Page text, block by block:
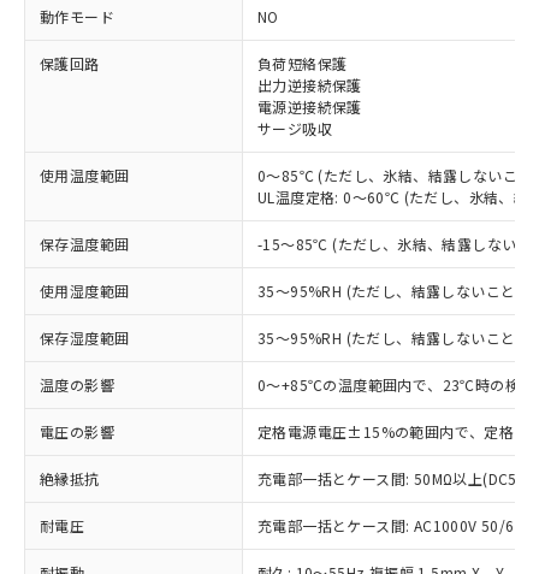
動作モード NO
保護回路
負荷短絡保護
出力逆接続保護
電源逆接続保護
サージ吸収
使用温度範囲
0～85℃ (ただし、氷結、結露しないこと)
UL温度定格: 0～60℃ (ただし、氷結、結
保存温度範囲 -15～85℃ (ただし、氷結、結露しないこ
使用湿度範囲 35～95%RH (ただし、結露しないこと)
保存湿度範囲 35～95%RH (ただし、結露しないこと)
温度の影響 0～+85℃の温度範囲内で、23℃時の検
電圧の影響 定格電源電圧±15%の範囲内で、定格電
絶縁抵抗 充電部一括とケース間: 50MΩ以上
耐電圧 充電部一括とケース間: AC1000V 50/
ご利用条件
以下の条件をお読みいただき、同意のうえ
ご利用ください。
本サービスは、当社制御機器事業取扱
商品の当社在庫状況および標準価格
(税抜)を提供させていただくもので
当社制御機器事業取扱商品の中には、
本サービスの対象外となる商品もある
ことをご了承ください。
在庫状況および標準価格照会結果は、
記載している更新日時点での社内デー
※1 対応状況
対応済み：EU RoHS指令（10物質）の
非含有に対応した製品が提供可能な商品で
対応予定：EU RoHS指令（10物質）の非含
有に対応した製品に切り替える予定のある
商品です。
対応予定なし：EU RoHS指令（10物質）の
非含有に非対応の商品で、対応品を出す予
調査・確認中：EU RoHS指令（10物質）の
非含有の対応状況を調査中または確認中の
商品です。
非該当品：ライセンス料など無形物で、有
害物質有無と関係のない商品です。
いたものが、含有品と判明した場合などや
むを得ず変更することがあります。
*EU RoHS指令（10物質）：
※1 中国RoHS○×表
「○」：最大均質材料含有率が中国RoHSの
基準値以下であることを示します。
「×」：最大均質材料含有率が中国RoHSの
基準値を超えていることを示します。
為替および外国貿易法に定める商品
（以下｢規制貨物等」という）を輸出